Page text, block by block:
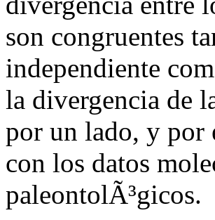
son congruentes
independiente
la divergencia de
por un lado, y por
con los datos
paleontolÃ³gicos.